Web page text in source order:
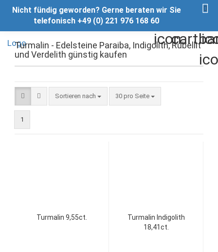
Nicht fündig geworden? Gerne beraten wir Sie
telefonisch +49 (0) 221 976 168 60
Turmalin - Edelsteine Paraiba, Indigolith, Rubellit
und Verdelith günstig kaufen
Sortieren nach
Sortieren nach 30 pro Seite
pro Seite
1
Turmalin 9,55ct.
Turmalin Indigolith
18,41ct.